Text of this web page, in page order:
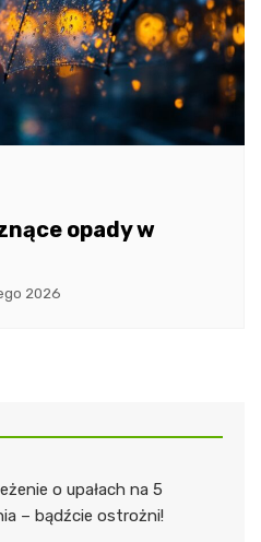
opady w
2026
o upałach na 5
– bądźcie ostrożni!